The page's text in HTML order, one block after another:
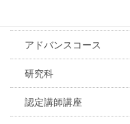
アドバンスコース
研究科
認定講師講座